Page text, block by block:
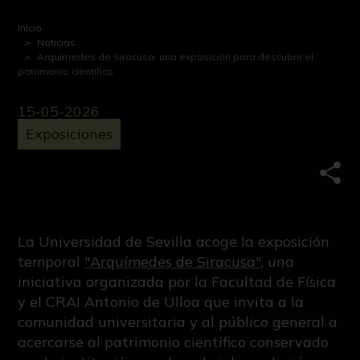
Inicio
Noticias
Arquímedes de Siracusa: una exposición para descubrir el
patrimonio científico
15-05-2026
Exposiciones
La Universidad de Sevilla acoge la exposición
temporal "Arquímedes de Siracusa", una
iniciativa organizada por la Facultad de Física
y el CRAI Antonio de Ulloa que invita a la
comunidad universitaria y al público general a
acercarse al patrimonio científico conservado